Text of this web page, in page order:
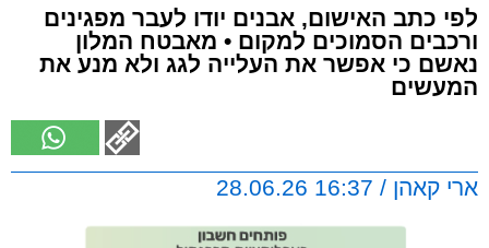
לפי כתב האישום, אבנים יודו לעבר מפגינים
ורכבים הסמוכים למקום • מאבטח המלון
נאשם כי אפשר את העלייה לגג ולא מנע את
המעשים
ארי קאהן / 16:37 28.06.26